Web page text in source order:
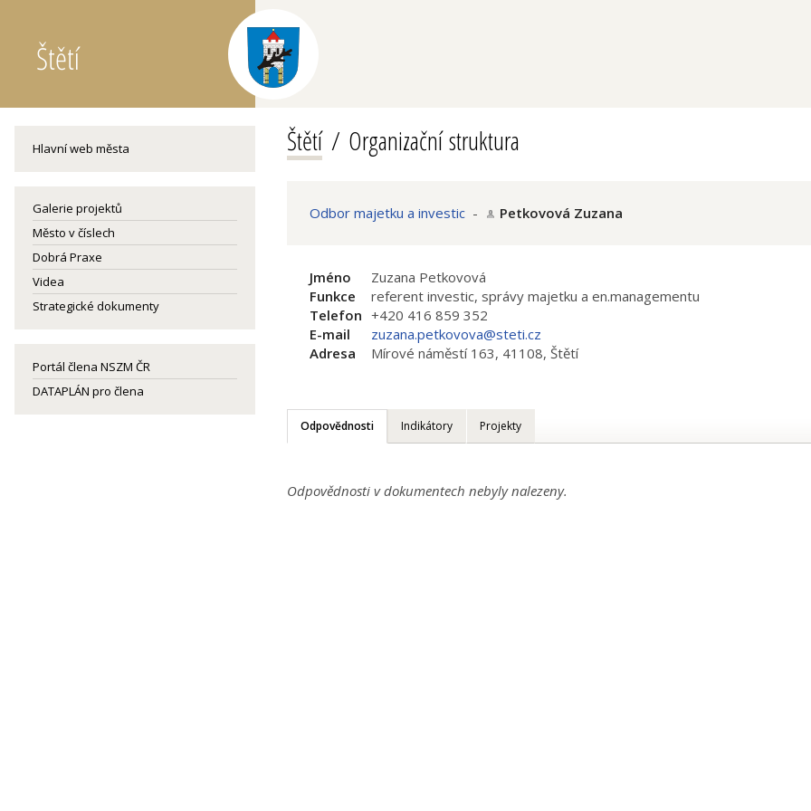
Štětí
Hlavní web města
Galerie projektů
Město v číslech
Dobrá Praxe
Videa
Strategické dokumenty
Portál člena NSZM ČR
DATAPLÁN pro člena
Štětí Organizační struktura
Odbor majetku a investic - Petkovová Zuzana
Jméno
Zuzana Petkovová
Funkce
referent investic, správy majetku a en.managementu
Telefon +420 416 859 352
E-mail
zuzana.petkovova@steti.cz
Adresa
Mírové náměstí 163, 41108, Štětí
Odpovědnosti Indikátory Projekty
Odpovědnosti v dokumentech nebyly nalezeny.